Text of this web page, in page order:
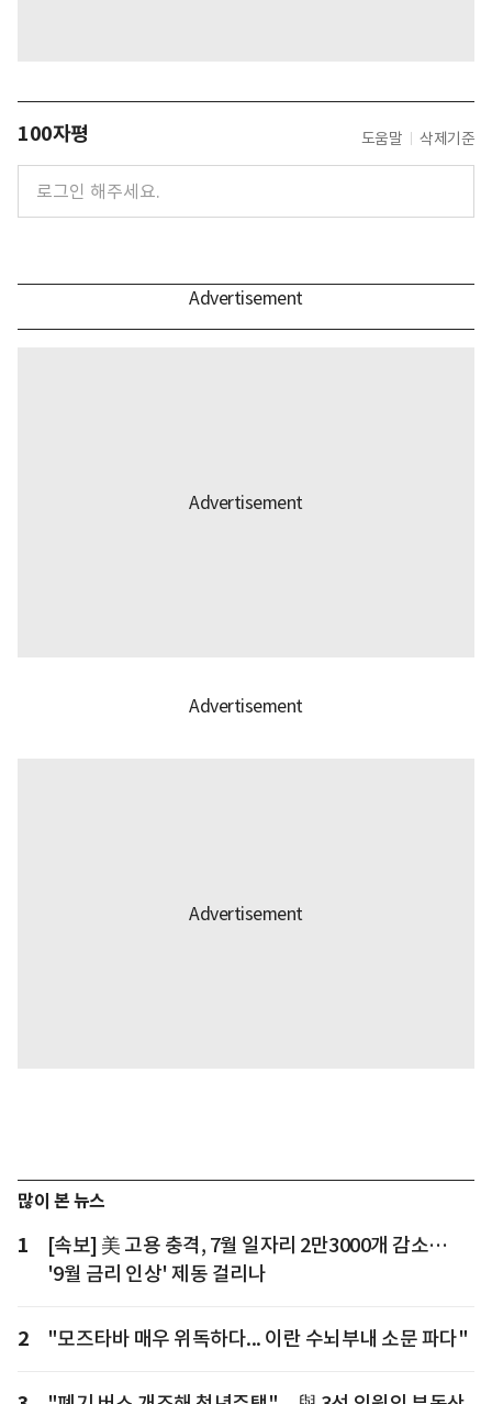
100자평 도움말 삭제기준
많이 본 뉴스
1
[속보] 美 고용 충격, 7월 일자리 2만3000개 감소…
'9월 금리 인상' 제동 걸리나
2 "모즈타바 매우 위독하다... 이란 수뇌부내 소문 파다"